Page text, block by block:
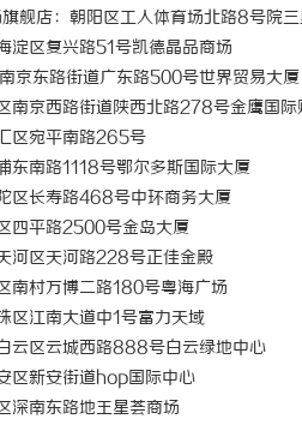
店：朝阳区工人体育场北路8号院
区复兴路51号凯德晶品商场
东路街道广东路500号世界贸易大厦
京西路街道陕西北路278号金鹰国际
宛平南路265号
南路1118号鄂尔多斯国际大厦
长寿路468号中环商务大厦
平路2500号金岛大厦
区天河路228号正佳金殿
村万博二路180号粤海广场
江南大道中1号富力天域
区云城西路888号白云绿地中心
新安街道hop国际中心
南东路地王星荟商场